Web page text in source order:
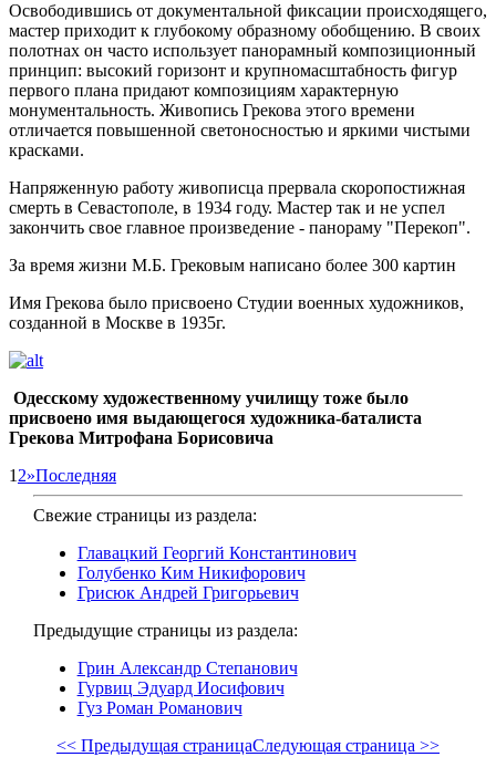
Освободившись от документальной фиксации происходящего,
мастер приходит к глубокому образному обобщению. В своих
полотнах он часто использует панорамный композиционный
принцип: высокий горизонт и крупномасштабность фигур
первого плана придают композициям характерную
монументальность. Живопись Грекова этого времени
отличается повышенной светоносностью и яркими чистыми
красками.
Напряженную работу живописца прервала скоропостижная
смерть в Севастополе, в 1934 году. Мастер так и не успел
закончить свое главное произведение - панораму "Перекоп".
За время жизни М.Б. Грековым написано более 300 картин
Имя Грекова было присвоено Студии военных художников,
созданной в Москве в 1935г.
Одесскому художественному училищу тоже было
присвоено имя выдающегося художника-баталиста
Грекова Митрофана Борисовича
1 2»Последняя
Свежие страницы из раздела:
Главацкий Георгий Константинович
Голубенко Ким Никифорович
Грисюк Андрей Григорьевич
Предыдущие страницы из раздела:
Грин Александр Степанович
Гурвиц Эдуард Иосифович
Гуз Роман Романович
<< Предыдущая страницаСледующая страница >>